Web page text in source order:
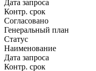
Дата запроса
Контр. срок
Согласовано
Генеральный план
Статус
Наименование
Дата запроса
Контр. срок